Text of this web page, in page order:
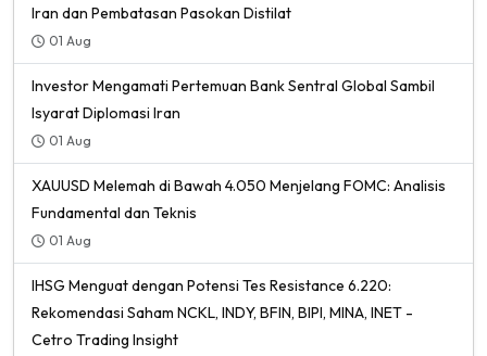
Iran dan Pembatasan Pasokan Distilat
01 Aug
Investor Mengamati Pertemuan Bank Sentral Global Sambil
Isyarat Diplomasi Iran
01 Aug
XAUUSD Melemah di Bawah 4.050 Menjelang FOMC: Analisis
Fundamental dan Teknis
01 Aug
IHSG Menguat dengan Potensi Tes Resistance 6.220:
Rekomendasi Saham NCKL, INDY, BFIN, BIPI, MINA, INET -
Cetro Trading Insight